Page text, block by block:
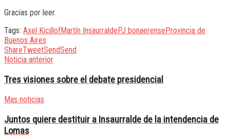
Gracias por leer.
Tags: Axel KicillofMartín InsaurraldePJ bonaerenseProvincia de
Buenos Aires
ShareTweetSendSend
Noticia anterior
Tres visiones sobre el debate presidencial
Mas noticias
Juntos quiere destituir a Insaurralde de la intendencia de
Lomas